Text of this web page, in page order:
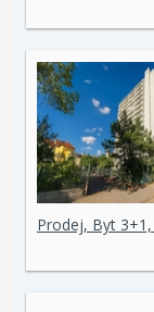
Prodej, Byt